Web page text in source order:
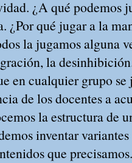
¿A qué podemos
¿Por qué jugar a la
la jugamos alguna
la
en cualquier grupo se
de los docentes a
la estructura de
inventar
que precisamos.